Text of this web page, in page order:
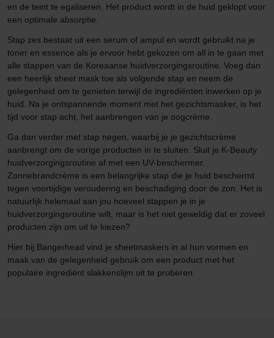
en de teint te egaliseren. Het product wordt in de huid geklopt voor
een optimale absorptie.
Stap zes bestaat uit een serum of ampul en wordt gebruikt na je
toner en essence als je ervoor hebt gekozen om all in te gaan met
alle stappen van de Koreaanse huidverzorgingsroutine. Voeg dan
een heerlijk sheet mask toe als volgende stap en neem de
gelegenheid om te genieten terwijl de ingrediënten inwerken op je
huid. Na je ontspannende moment met het gezichtsmasker, is het
tijd voor stap acht, het aanbrengen van je oogcrème.
Ga dan verder met stap negen, waarbij je je gezichtscrème
aanbrengt om de vorige producten in te sluiten. Sluit je K-Beauty
huidverzorgingsroutine af met een UV-beschermer.
Zonnebrandcrème is een belangrijke stap die je huid beschermt
tegen voortijdige veroudering en beschadiging door de zon. Het is
natuurlijk helemaal aan jou hoeveel stappen je in je
huidverzorgingsroutine wilt, maar is het niet geweldig dat er zoveel
producten zijn om uit te kiezen?
Hier bij Bangerhead vind je sheetmaskers in al hun vormen en
maak van de gelegenheid gebruik om een product met het
populaire ingrediënt slakkenslijm uit te proberen.